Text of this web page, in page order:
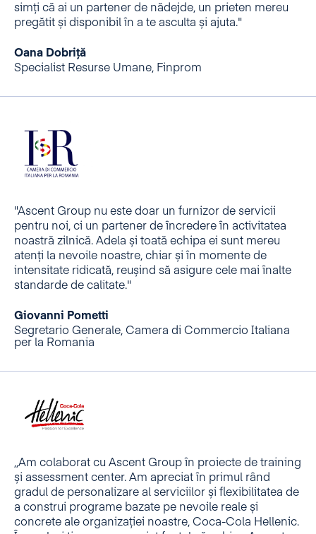
simți că ai un partener de nădejde, un prieten mereu
pregătit și disponibil în a te asculta și ajuta."
Oana Dobriță
Specialist Resurse Umane, Finprom
"Ascent Group nu este doar un furnizor de servicii
pentru noi, ci un partener de încredere în activitatea
noastră zilnică. Adela și toată echipa ei sunt mereu
atenți la nevoile noastre, chiar și în momente de
intensitate ridicată, reușind să asigure cele mai înalte
standarde de calitate."
Giovanni Pometti
Segretario Generale, Camera di Commercio Italiana
per la Romania
,,Am colaborat cu Ascent Group în proiecte de training
și assessment center. Am apreciat în primul rând
gradul de personalizare al serviciilor și flexibilitatea de
a construi programe bazate pe nevoile reale și
concrete ale organizației noastre, Coca-Cola Hellenic.